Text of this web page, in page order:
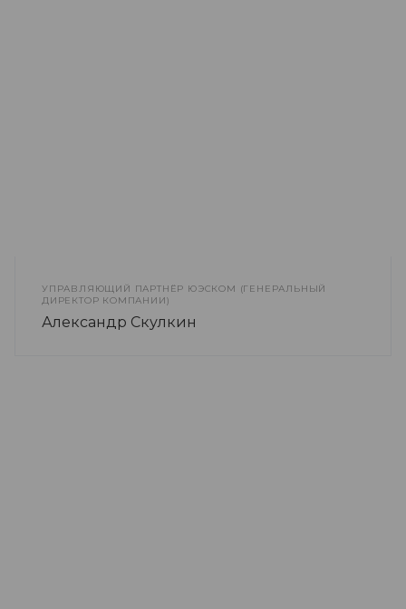
УПРАВЛЯЮЩИЙ ПАРТНЁР ЮЭСКОМ (ГЕНЕРАЛЬНЫЙ
ДИРЕКТОР КОМПАНИИ)
Александр Скулкин